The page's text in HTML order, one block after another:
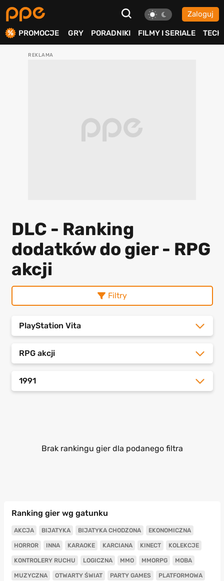
Zaloguj
PROMOCJE GRY PORADNIKI FILMY I SERIALE TECH
DLC - Ranking
dodatków do gier - RPG
akcji
Filtry
PlayStation Vita
RPG akcji
1991
Brak rankingu gier dla podanego filtra
Ranking gier wg gatunku
AKCJA BIJATYKA BIJATYKA CHODZONA EKONOMICZNA
HORROR INNA KARAOKE KARCIANA KINECT KOLEKCJE
KONTROLERY RUCHU LOGICZNA MMO MMORPG MOBA
MUZYCZNA OTWARTY ŚWIAT PARTY GAMES PLATFORMOWA